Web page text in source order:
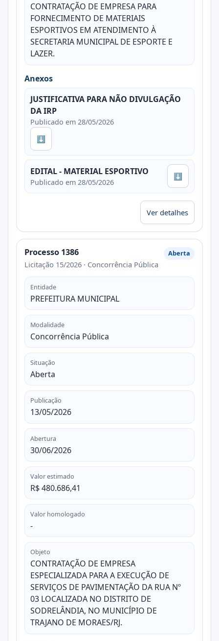
CONTRATAÇÃO DE EMPRESA PARA
FORNECIMENTO DE MATERIAIS
ESPORTIVOS EM ATENDIMENTO À
SECRETARIA MUNICIPAL DE ESPORTE E
LAZER.
Anexos
JUSTIFICATIVA PARA NÃO DIVULGAÇÃO
DA IRP
Publicado em 28/05/2026
⬇
EDITAL - MATERIAL ESPORTIVO
Publicado em 28/05/2026
⬇
Ver detalhes
Processo 1386
Licitação 15/2026 · Concorrência Pública
Aberta
Entidade
PREFEITURA MUNICIPAL
Modalidade
Concorrência Pública
Situação
Aberta
Publicação
13/05/2026
Abertura
30/06/2026
Valor estimado
R$ 480.686,41
Valor homologado
-
Objeto
CONTRATAÇÃO DE EMPRESA
ESPECIALIZADA PARA A EXECUÇÃO DE
SERVIÇOS DE PAVIMENTAÇÃO DA RUA Nº
03 LOCALIZADA NO DISTRITO DE
SODRELÂNDIA, NO MUNICÍPIO DE
TRAJANO DE MORAES/RJ.